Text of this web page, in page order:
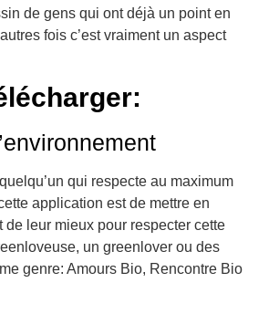
de gens qui ont déjà un point en
fois c’est vraiment un aspect
qui respecte au maximum
application est de mettre en
leur mieux pour respecter cette
un greenlover ou des
genre: Amours Bio, Rencontre Bio